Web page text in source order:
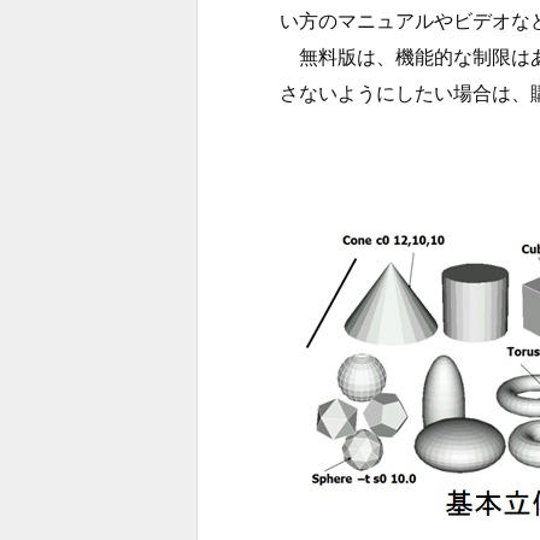
い方のマニュアルやビデオ
無料版は、機能的な制限は
さないようにしたい場合は